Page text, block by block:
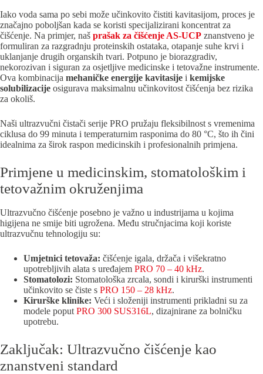
Iako voda sama po sebi može učinkovito čistiti kavitasijom, proces je
značajno poboljšan kada se koristi specijalizirani koncentrat za
čišćenje. Na primjer, naš prašak za čišćenje AS-UCP znanstveno je
formuliran za razgradnju proteinskih ostataka, otapanje suhe krvi i
uklanjanje drugih organskih tvari. Potpuno je biorazgradiv,
nekorozivan i siguran za osjetljive medicinske i tetovažne instrumente.
Ova kombinacija mehaničke energije kavitasije i kemijske
solubilizacije osigurava maksimalnu učinkovitost čišćenja bez rizika
za okoliš.
Naši ultrazvučni čistači serije PRO pružaju fleksibilnost s vremenima
ciklusa do 99 minuta i temperaturnim rasponima do 80 °C, što ih čini
idealnima za širok raspon medicinskih i profesionalnih primjena.
Primjene u medicinskim, stomatološkim i
tetovažnim okruženjima
Ultrazvučno čišćenje posebno je važno u industrijama u kojima
higijena ne smije biti ugrožena. Među stručnjacima koji koriste
ultrazvučnu tehnologiju su:
Umjetnici tetovaža: čišćenje igala, držača i višekratno
upotrebljivih alata s uređajem PRO 70 – 40 kHz.
Stomatolozi: Stomatološka zrcala, sondi i kirurški instrumenti
učinkovito se čiste s PRO 150 – 28 kHz.
Kirurške klinike: Veći i složeniji instrumenti prikladni su za
modele poput PRO 300 SUS316L, dizajnirane za bolničku
upotrebu.
Zaključak: Ultrazvučno čišćenje kao
znanstveni standard